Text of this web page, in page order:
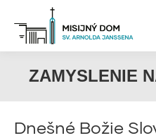
ZAMYSLENIE
Dnešné Božie